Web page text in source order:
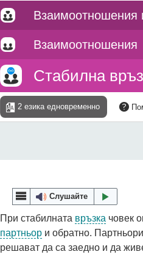
Взаимоотношения
Взаимоотношения
Стабилна
2 езика едновременно
Слушайте
При стабилната връзка човек
партньор и обратно.
решават да са заедно и да